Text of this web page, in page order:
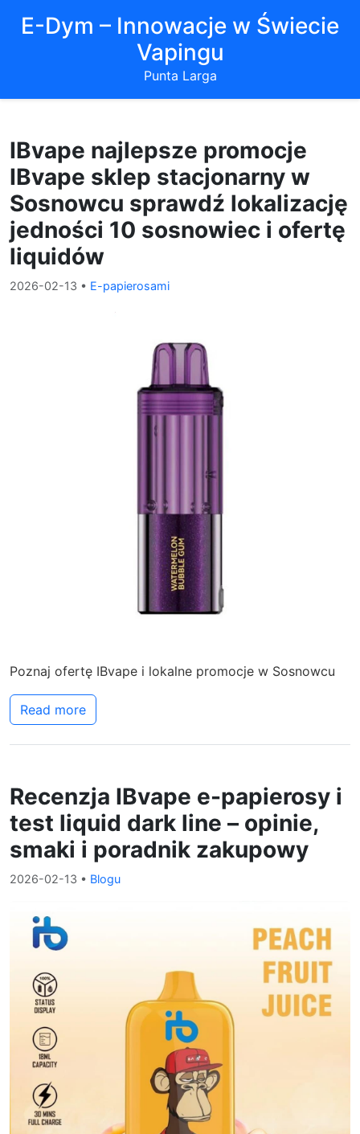
E-Dym – Innowacje w Świecie
Vapingu
Punta Larga
IBvape najlepsze promocje
IBvape sklep stacjonarny w
Sosnowcu sprawdź lokalizację
jedności 10 sosnowiec i ofertę
liquidów
2026-02-13 • E-papierosami
Poznaj ofertę IBvape i lokalne promocje w Sosnowcu
Read more
Recenzja IBvape e-papierosy i
test liquid dark line – opinie,
smaki i poradnik zakupowy
2026-02-13 • Blogu